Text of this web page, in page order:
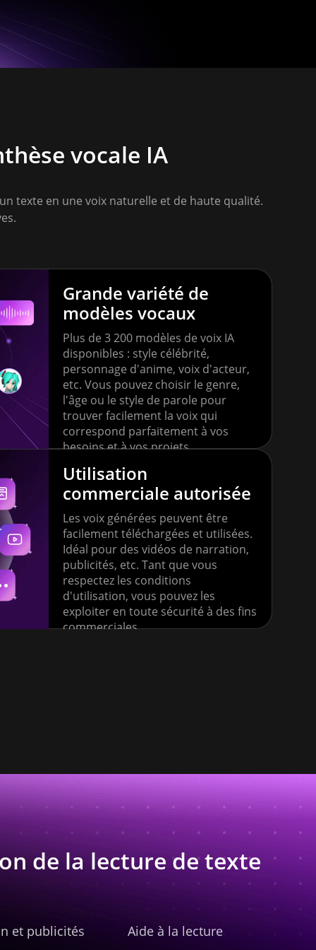
vocale IA
texte en une voix naturelle et de haute qualité.
Grande variété de
modèles vocaux
Plus de 3 200 modèles de voix IA
disponibles : style célébrité,
personnage d'anime, voix d'acteur,
etc. Vous pouvez choisir le genre,
l'âge ou le style de parole pour
trouver facilement la voix qui
correspond parfaitement à vos
besoins et à vos projets.
Utilisation
commerciale autorisée
Les voix générées peuvent être
facilement téléchargées et utilisées.
Idéal pour des vidéos de narration,
publicités, etc. Tant que vous
respectez les conditions
d'utilisation, vous pouvez les
exploiter en toute sécurité à des fins
commerciales.
de la lecture de texte
et publicités Aide à la lecture